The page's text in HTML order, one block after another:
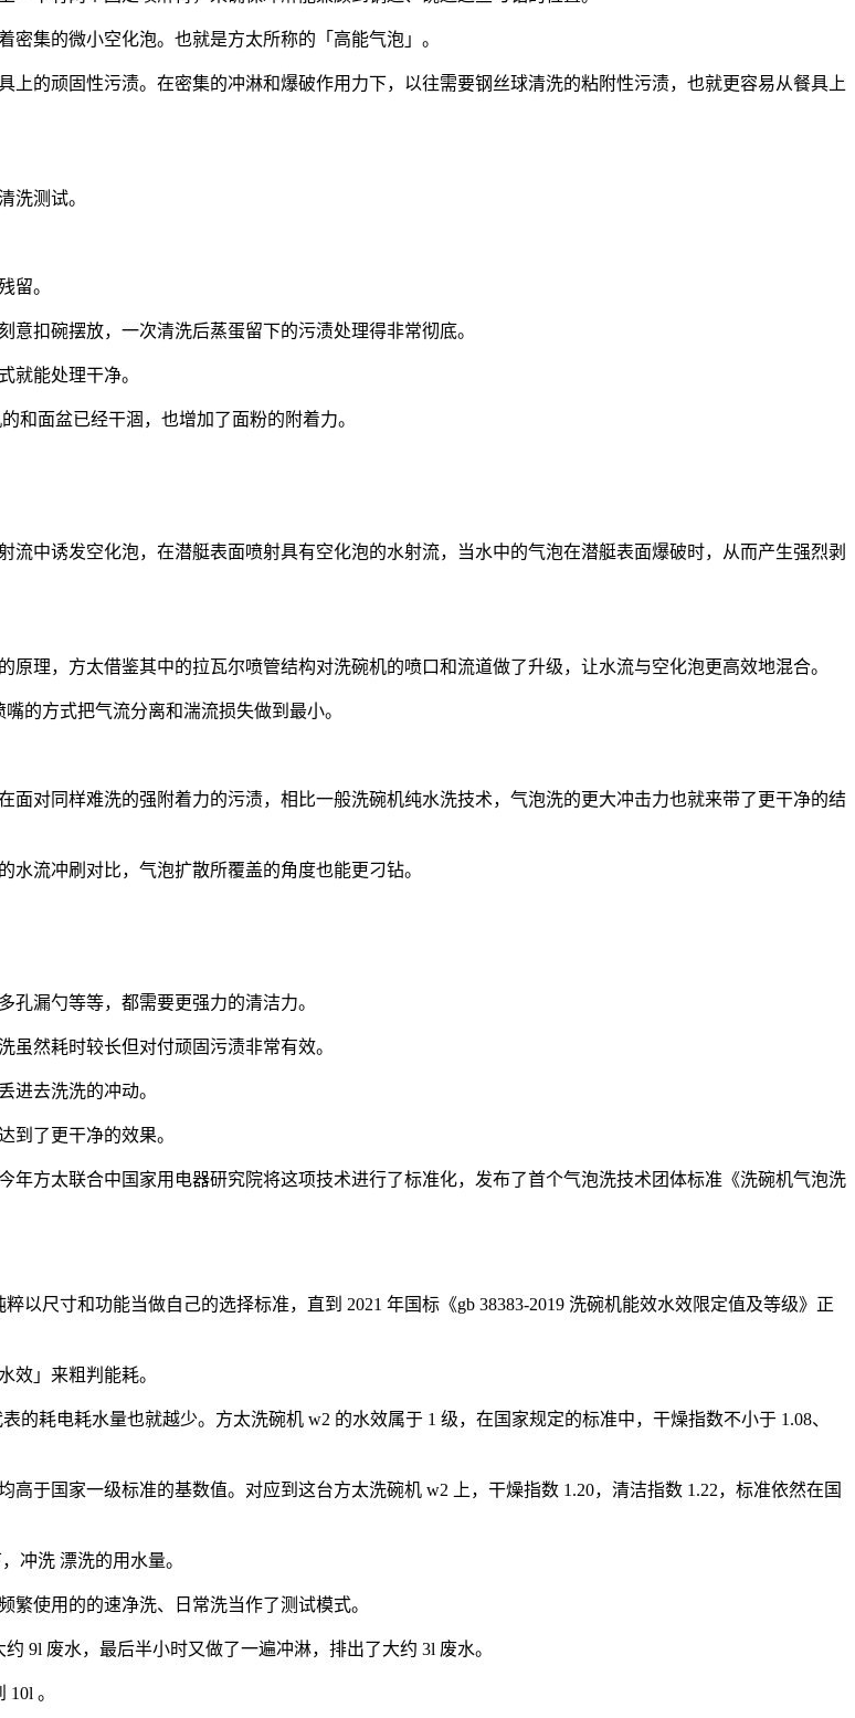
密集的微小空化泡。也就是方太所称的「高能气泡」。
上的顽固性污渍。在密集的冲淋和爆破作用力下，以往需要钢丝球清洗的粘附性污渍，也就更容易从餐具上
洗测试。
留。
扣碗摆放，一次清洗后蒸蛋留下的污渍处理得非常彻底。
就能处理干净。
和面盆已经干涸，也增加了面粉的附着力。
流中诱发空化泡，在潜艇表面喷射具有空化泡的水射流，当水中的气泡在潜艇表面爆破时，从而产生强烈剥
原理， 方太借鉴其中的拉瓦尔喷管结构对洗碗机的喷口和流道做了升级，让水流与空化泡更高效地混合。
嘴的方式把气流分离和湍流损失做到最小。
面对同样难洗的强附着力的污渍，相比一般洗碗机纯水洗技术，气泡洗的更大冲击力也就来带了更干净的结
水流冲刷对比，气泡扩散所覆盖的角度也能更刁钻。
孔漏勺等等，都需要更强力的清洁力。
虽然耗时较长但对付顽固污渍非常有效。
进去洗洗的冲动。
到了更干净的效果。
方太联合中国家用电器研究院将这项技术进行了标准化， 发布了首个气泡洗技术团体标准《洗碗机气泡洗
以尺寸和功能当做自己的选择标准，直到 2021 年国标《gb 38383-2019 洗碗机能效水效限定值及等级》正
效」来粗判能耗。
的耗电耗水量也就越少。 方太洗碗机 w2 的水效属于 1 级，在国家规定的标准中，干燥指数不小于 1.08、
高于国家一级标准的基数值。对应到这台方太洗碗机 w2 上，干燥指数 1 .20，清洁指数 1.22，标准依然在国
冲洗 漂洗的用水量。
繁使用的的速净洗、日常洗当作了测试模式。
约 9l 废水，最后半小时又做了一遍冲淋， 排出了大约 3l 废水。
10l 。